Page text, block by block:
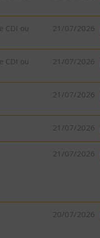
CDI ou
21/07/2026
CDI ou
21/07/2026
21/07/2026
21/07/2026
21/07/2026
20/07/2026